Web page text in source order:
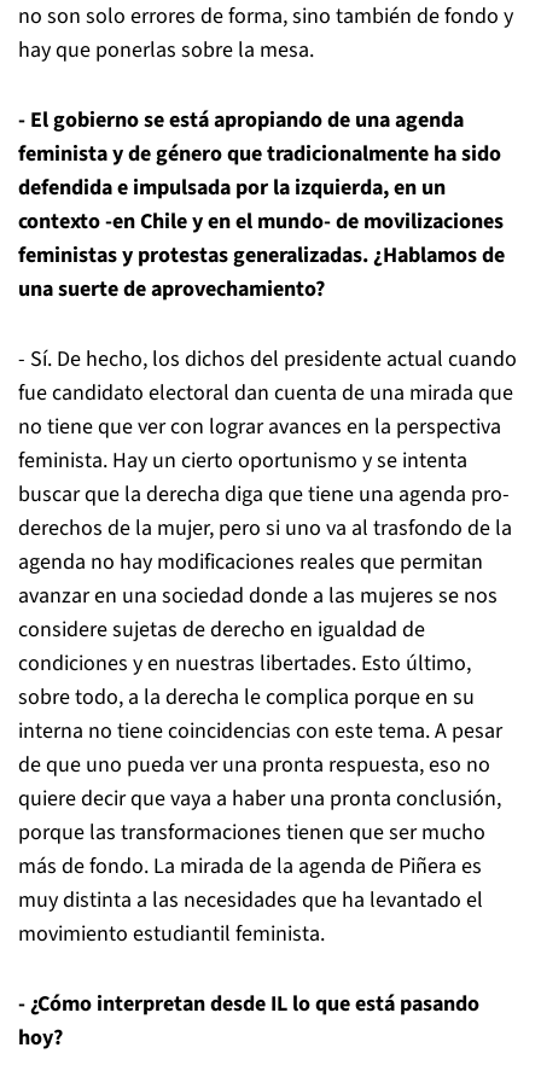
no son solo errores de forma, sino también de fondo y
hay que ponerlas sobre la mesa.
- El gobierno se está apropiando de una agenda
feminista y de género que tradicionalmente ha sido
defendida e impulsada por la izquierda, en un
contexto -en Chile y en el mundo- de movilizaciones
feministas y protestas generalizadas. ¿Hablamos de
una suerte de aprovechamiento?
- Sí. De hecho, los dichos del presidente actual cuando
fue candidato electoral dan cuenta de una mirada que
no tiene que ver con lograr avances en la perspectiva
feminista. Hay un cierto oportunismo y se intenta
buscar que la derecha diga que tiene una agenda pro-
derechos de la mujer, pero si uno va al trasfondo de la
agenda no hay modificaciones reales que permitan
avanzar en una sociedad donde a las mujeres se nos
considere sujetas de derecho en igualdad de
condiciones y en nuestras libertades. Esto último,
sobre todo, a la derecha le complica porque en su
interna no tiene coincidencias con este tema. A pesar
de que uno pueda ver una pronta respuesta, eso no
quiere decir que vaya a haber una pronta conclusión,
porque las transformaciones tienen que ser mucho
más de fondo. La mirada de la agenda de Piñera es
muy distinta a las necesidades que ha levantado el
movimiento estudiantil feminista.
- ¿Cómo interpretan desde IL lo que está pasando
hoy?